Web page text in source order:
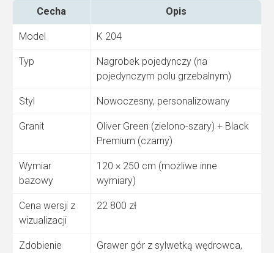
Cecha Opis
Model K 204
Typ
Nagrobek pojedynczy (na
pojedynczym polu grzebalnym)
Styl Nowoczesny, personalizowany
Granit
Oliver Green (zielono-szary) + Black
Premium (czarny)
Wymiar
bazowy
120 × 250 cm (możliwe inne
wymiary)
Cena wersji z
wizualizacji
22 800 zł
Zdobienie
Grawer gór z sylwetką wędrowca,